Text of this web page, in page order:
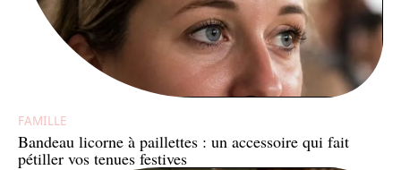
FAMILLE
Bandeau licorne à paillettes : un accessoire qui fait
pétiller vos tenues festives